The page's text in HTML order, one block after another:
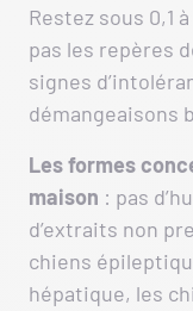
Restez sous 0,1
pas les repères
signes
démangeaisons
Les formes
maison : pas
d’extraits non
chiens
hépatique, les